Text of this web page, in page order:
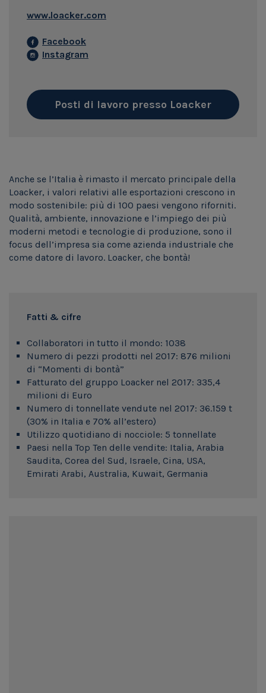
www.loacker.com
Facebook
Instagram
Posti di lavoro presso Loacker
Anche se l’Italia è rimasto il mercato principale della
Loacker, i valori relativi alle esportazioni crescono in
modo sostenibile: più di 100 paesi vengono riforniti.
Qualità, ambiente, innovazione e l’impiego dei più
moderni metodi e tecnologie di produzione, sono il
focus dell’impresa sia come azienda industriale che
come datore di lavoro. Loacker, che bontà!
Fatti & cifre
Collaboratori in tutto il mondo: 1038
Numero di pezzi prodotti nel 2017: 876 milioni
di “Momenti di bontà”
Fatturato del gruppo Loacker nel 2017: 335,4
milioni di Euro
Numero di tonnellate vendute nel 2017: 36.159 t
(30% in Italia e 70% all’estero)
Utilizzo quotidiano di nocciole: 5 tonnellate
Paesi nella Top Ten delle vendite: Italia, Arabia
Saudita, Corea del Sud, Israele, Cina, USA,
Emirati Arabi, Australia, Kuwait, Germania